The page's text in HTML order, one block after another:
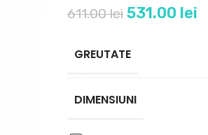
611.00lei 531.00 lei
GREUTATE
DIMENSIUNI